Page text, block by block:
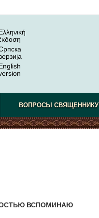
ВОПРОСЫ СВЯЩЕННИКУ
ВСПОМИНАЮ